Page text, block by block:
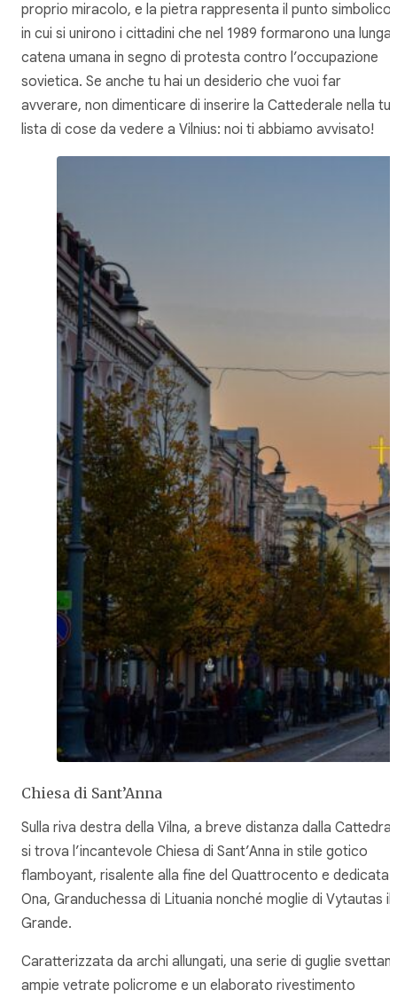
proprio miracolo, e la pietra rappresenta il punto simbolico
in cui si unirono i cittadini che nel 1989 formarono una lunga
catena umana in segno di protesta contro l’occupazione
sovietica. Se anche tu hai un desiderio che vuoi far
avverare, non dimenticare di inserire la Cattederale nella
lista di cose da vedere a Vilnius: noi ti abbiamo avvisato!
Chiesa di Sant’Anna
Sulla riva destra della Vilna, a breve distanza dalla
si trova l’incantevole Chiesa di Sant’Anna in stile gotico
flamboyant, risalente alla fine del Quattrocento e dedicata
Ona, Granduchessa di Lituania nonché moglie di Vytautas il
Grande.
Caratterizzata da archi allungati, una serie di guglie
ampie vetrate policrome e un elaborato rivestimento